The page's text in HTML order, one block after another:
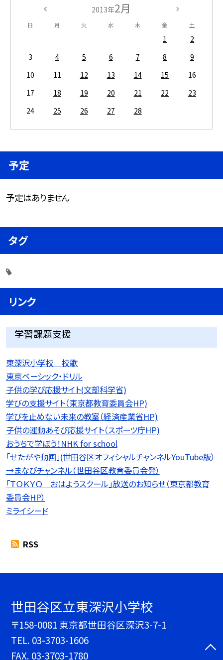
2013年2月
日 月 火 水 木 金 土
1
2
3
4 5 6 7 8
9
10
11 12 13 14 15
16
17
18 19 20 21 22
23
24
25 26 27 28
予定
予定はありません
タグ
リンク
学習課題支援
東深沢小学校 校歌
東京ベーシック・ドリル
子供の学び応援サイト(文部科学省)
学びの支援サイト（東京都教育委員会HP)
学びを止めない未来の教室（経済産業省HP)
子供の運動あそび応援サイト（スポーツ庁HP)
おうちで学ぼう！NHK for school
「せたがや動画」(世田谷区オフィシャルチャンネルYouTube版）
→まなびチャンネル（世田谷区教育委員会発）
「ＴＯＫＹＯ おはようスクール」放送のお知らせ（東京都教育
委員会HP）
ミライシード
RSS
世田谷区立東深沢小学校
〒158-0081 東京都世田谷区深沢3-7-1
TEL. 03-3703-1606
FAX. 03-3703-1780